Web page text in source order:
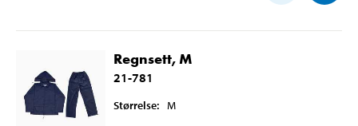
Regnsett, M
21-781
Størrelse: M